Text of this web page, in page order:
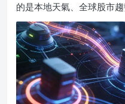
的是本地天氣、全球股市趨